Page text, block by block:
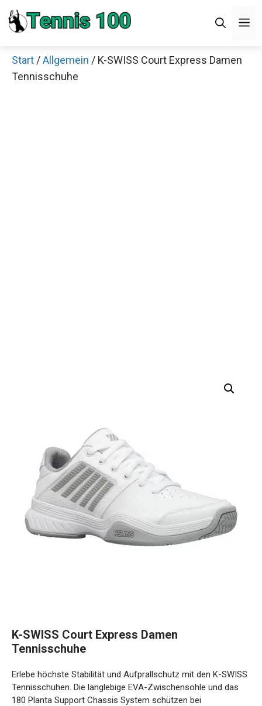
Zum
Inhalt
Start /Allgemein / K-SWISS Court Express Damen
Tennisschuhe
K-SWISS Court Express Damen
Tennisschuhe
Erlebe höchste Stabilität und Aufprallschutz mit den K-SWISS
Tennisschuhen. Die langlebige EVA-Zwischensohle und das
180 Planta Support Chassis System schützen bei